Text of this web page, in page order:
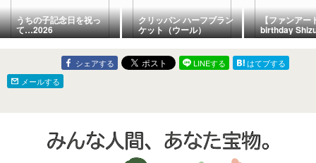
うちの子記念日を祝っ
て…2026
クリッパン ハーフブラン
ケット（ウール）
【ファンアー
birthday
in 2026.8.1
シェアする LINEする
はてブする
メールする